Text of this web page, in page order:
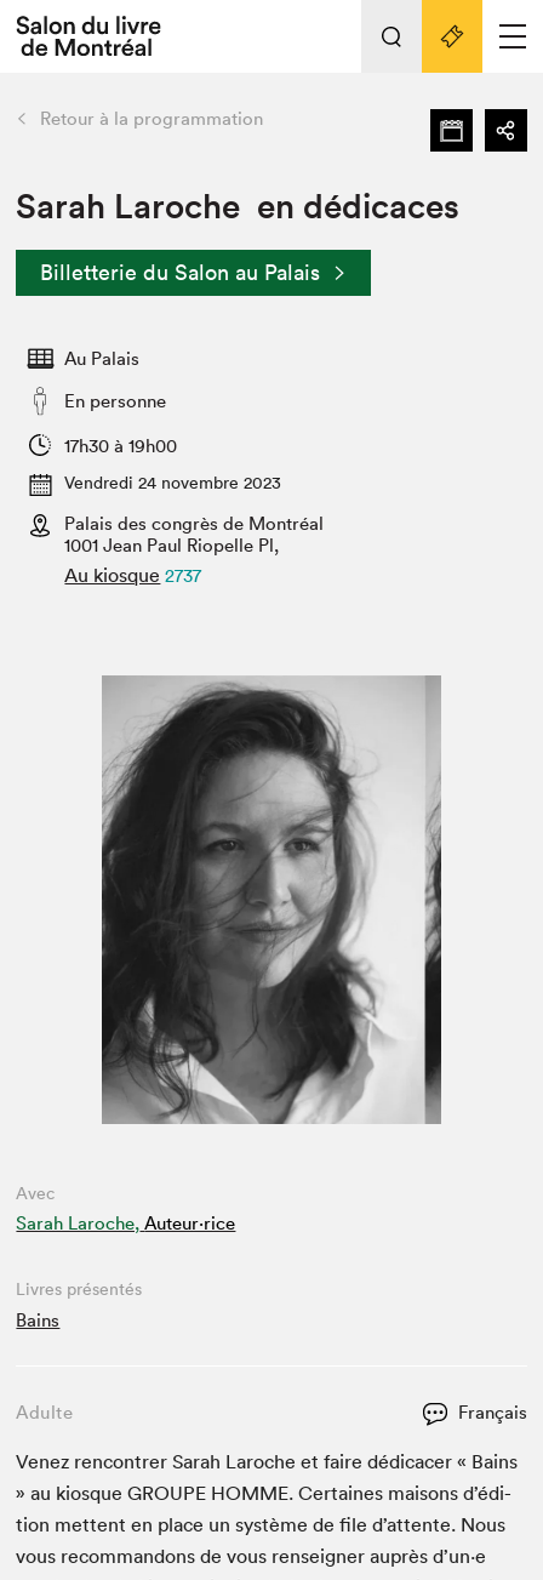
Espace exposant⋅e⋅s
Espace enseignant·e·s
Espace médias
L'événement
Préparer sa visite au Salon
Actualités
SLM PRO
retour Nos activités
Préparer sa visite
Salon dans la ville et en ligne
Projets partenaires
Liens pratiques
Retour à la programmation
Sarah Laroche en dédicaces
Billetterie du Salon au Palais
Au Palais
En personne
17h30 à 19h00
Vendredi 24 novembre 2023
Palais des congrès de Montréal
1001 Jean Paul Riopelle Pl,
Au kiosque 2737
Avec
Sarah Laroche, Auteur·rice
Livres présentés
Bains
Adulte Français
Venez ren­con­tr­er Sarah Laroche et faire dédi­cac­er « Bains
» au kiosqueGROUPE HOMME. Cer­taines maisons d’édi­
tion met­tent en place un sys­tème de file d’at­tente. Nous
vous recom­man­dons de vous ren­seign­er auprès d’un·e